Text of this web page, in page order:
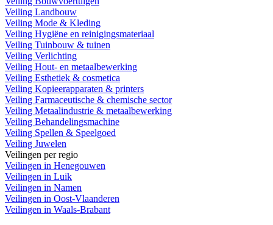
Veiling Landbouw
Veiling Mode & Kleding
Veiling Hygiëne en reinigingsmateriaal
Veiling Tuinbouw & tuinen
Veiling Verlichting
Veiling Hout- en metaalbewerking
Veiling Esthetiek & cosmetica
Veiling Kopieerapparaten & printers
Veiling Farmaceutische & chemische sector
Veiling Metaalindustrie & metaalbewerking
Veiling Behandelingsmachine
Veiling Spellen & Speelgoed
Veiling Juwelen
Veilingen per regio
Veilingen in Henegouwen
Veilingen in Luik
Veilingen in Namen
Veilingen in Oost-Vlaanderen
Veilingen in Waals-Brabant